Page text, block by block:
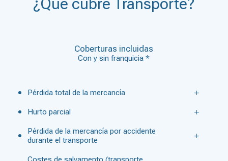
¿Qué cubre Transporte?
Coberturas incluidas
Con y sin franquicia *
Pérdida total de la mercancía
Hurto parcial
Pérdida de la mercancía por accidente
durante el transporte